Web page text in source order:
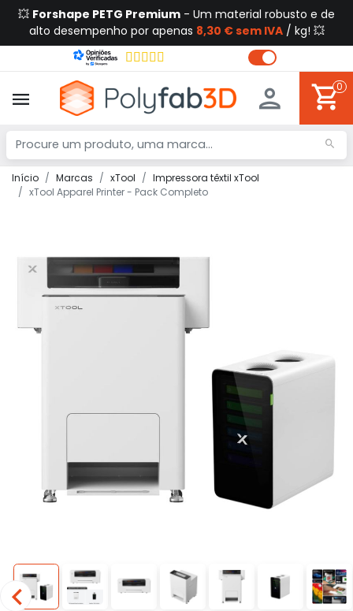
💥 Forshape PETG Premium - Um material robusto e de
alto desempenho por apenas 8,30 € sem IVA/ kg! 💥
0
Início Marcas xTool
Impressora têxtil xTool
xTool Apparel Printer - Pack Completo